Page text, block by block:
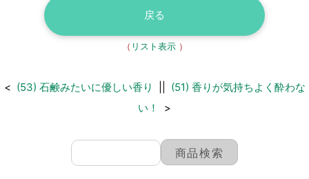
戻る
（ リスト表示）
< (53) 石鹸みたいに優しい香り
(51) 香りが気持ちよく酔わな
い！
>